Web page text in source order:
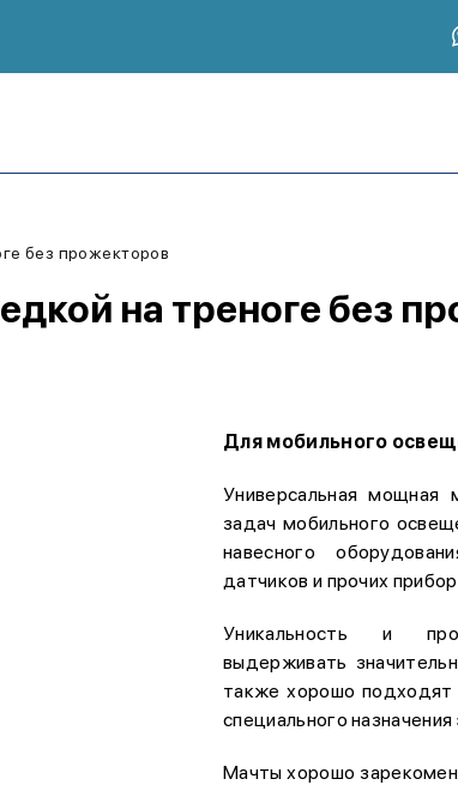
без прожекторов
на треноге без
Для мобильного
Универсальная
задач мобильного
навесного
датчиков и прочих
Уникальность и
выдерживать
также хорошо подходят
специального
Мачты хорошо